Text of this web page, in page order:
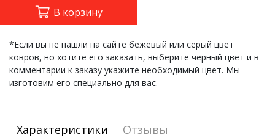
В корзину
*Если вы не нашли на сайте бежевый или серый цвет
ковров, но хотите его заказать, выберите черный цвет и в
комментарии к заказу укажите необходимый цвет. Мы
изготовим его специально для вас.
Характеристики Отзывы